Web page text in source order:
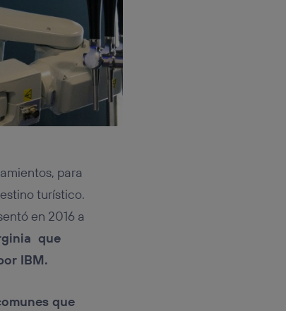
para
turístico.
en 2016 a
que
IBM.
que